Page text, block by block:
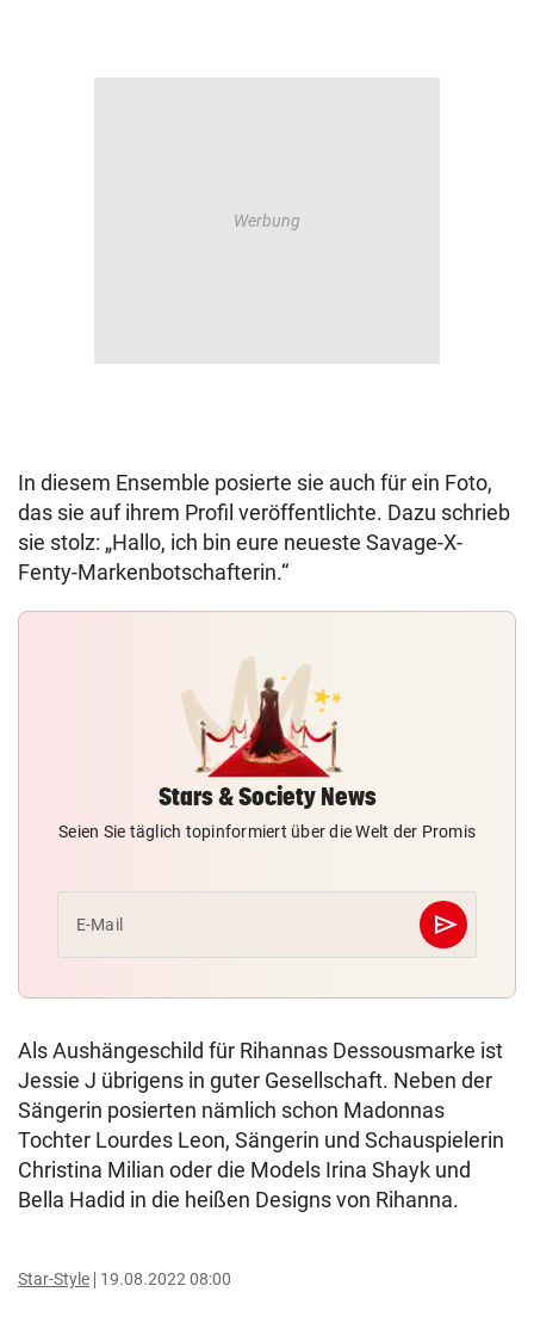
In diesem Ensemble posierte sie auch für ein Foto,
das sie auf ihrem Profil veröffentlichte. Dazu schrieb
sie stolz: „Hallo, ich bin eure neueste Savage-X-
Fenty-Markenbotschafterin.“
Stars & Society News
Seien Sie täglich topinformiert über die Welt der Promis
E-Mail send
Abschicken
Als Aushängeschild für Rihannas Dessousmarke ist
Jessie J übrigens in guter Gesellschaft. Neben der
Sängerin posierten nämlich schon Madonnas
Tochter Lourdes Leon, Sängerin und Schauspielerin
Christina Milian oder die Models Irina Shayk und
Bella Hadid in die heißen Designs von Rihanna.
Star-Style 19.08.2022 08:00